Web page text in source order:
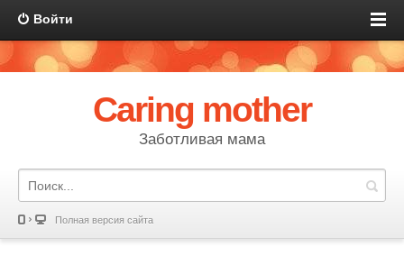
Войти
Caring mother
Заботливая мама
Полная версия сайта